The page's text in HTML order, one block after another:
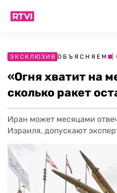
ЭКСКЛЮЗИВ ОБЪЯСНЯЕМ
«Огня хватит на
сколько ракет
Иран может месяцами
Израиля, допускают